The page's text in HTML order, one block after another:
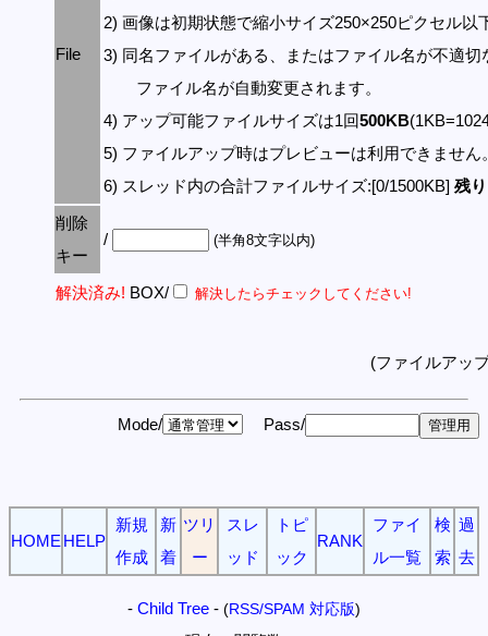
File
2) 画像は初期状態で縮小サイズ250×250ピクセル以
3) 同名ファイルがある、またはファイル名が不適切
ファイル名が自動変更されます。
4) アップ可能ファイルサイズは1回500KB
5) ファイルアップ時はプレビューは利用できません
6) スレッド内の合計ファイルサイズ:[0/1500KB] 残
削除
キー
/ (半角8文字以内)
解決済み! BOX/ 解決したらチェックしてください!
(ファイルアッ
Mode/ Pass/
HOME HELP
新規
作成
新
着
ツリ
ー
スレ
ッド
トピ
ック
RANK
ファイ
ル一覧
検
索
過
去
- Child Tree - (RSS/SPAM 対応版)